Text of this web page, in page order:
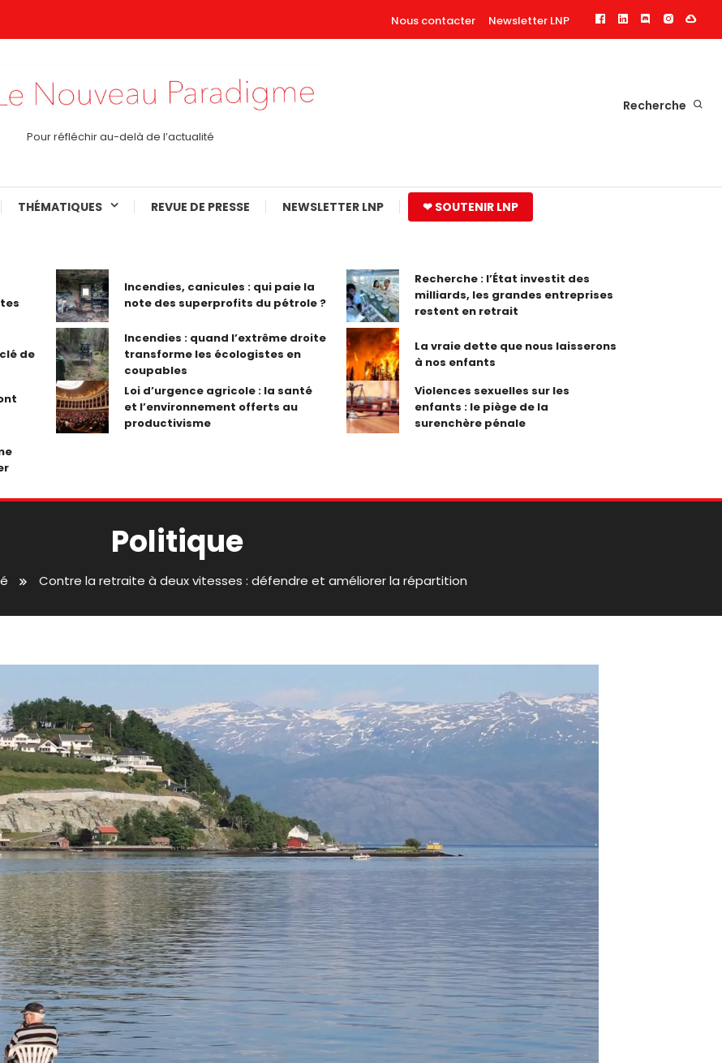
Nous contacter Newsletter LNP
Pour réfléchir au-delà de l’actualité
Recherche
THÉMATIQUES REVUE DE PRESSE NEWSLETTER LNP ❤ SOUTENIR LNP
Incendies, canicules : qui paie la
note des superprofits du pétrole ?
Recherche : l’État investit des
milliards, les grandes entreprises
restent en retrait
de
Incendies : quand l’extrême droite
transforme les écologistes en
coupables
La vraie dette que nous laisserons
à nos enfants
Loi d’urgence agricole : la santé
et l’environnement offerts au
productivisme
Violences sexuelles sur les
enfants : le piège de la
surenchère pénale
Politique
Contre la retraite à deux vitesses : défendre et améliorer la répartition